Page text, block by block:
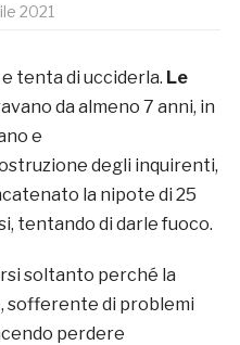
2021
tenta di ucciderla. Le
da almeno 7 anni, in
e
degli inquirenti,
la nipote di 25
tentando di darle fuoco.
soltanto perché la
sofferente di problemi
perdere